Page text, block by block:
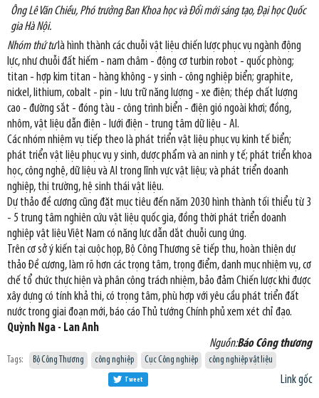
Ông Lê Văn Chiều, Phó trưởng Ban Khoa học và Đổi mới sáng tạo, Đại học Quốc
gia Hà Nội.
Nhóm thứ tưlà hình thành các chuỗi vật liệu chiến lược phục vụ ngành động
lực, như chuỗi đất hiếm - nam châm - động cơ turbin robot - quốc phòng;
titan - hợp kim titan - hàng không - y sinh - công nghiệp biển; graphite,
nickel, lithium, cobalt - pin - lưu trữ năng lượng - xe điện; thép chất lượng
cao - đường sắt - đóng tàu - công trình biển - điện gió ngoài khơi; đồng,
nhôm, vật liệu dẫn điện - lưới điện - trung tâm dữ liệu - AI.
Các nhóm nhiệm vụ tiếp theo là phát triển vật liệu phục vụ kinh tế biển;
phát triển vật liệu phục vụ y sinh, dược phẩm và an ninh y tế; phát triển khoa
học, công nghệ, dữ liệu và AI trong lĩnh vực vật liệu; và phát triển doanh
nghiệp, thị trường, hệ sinh thái vật liệu.
Dự thảo đề cương cũng đặt mục tiêu đến năm 2030 hình thành tối thiểu từ 3
- 5 trung tâm nghiên cứu vật liệu quốc gia, đồng thời phát triển doanh
nghiệp vật liệu Việt Nam có năng lực dẫn dắt chuỗi cung ứng.
Trên cơ sở ý kiến tại cuộc họp, Bộ Công Thương sẽ tiếp thu, hoàn thiện dự
thảo Đề cương, làm rõ hơn các trọng tâm, trọng điểm, danh mục nhiệm vụ, cơ
chế tổ chức thực hiện và phân công trách nhiệm, bảo đảm Chiến lược khi được
xây dựng có tính khả thi, có trọng tâm, phù hợp với yêu cầu phát triển đất
nước trong giai đoạn mới, báo cáo Thủ tướng Chính phủ xem xét chỉ đạo.
Quỳnh Nga - Lan Anh
Nguồn:Báo Công thương
Tags: Bộ Công Thương công nghiệp Cục Công nghiệp công nghiệp vật liệu
Link gốc
Tweet